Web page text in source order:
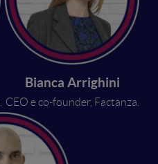
Bianca Arrighini
CEO e co-founder, Factanza.